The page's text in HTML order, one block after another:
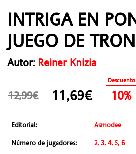
INTRIGA EN
JUEGO DE
Autor: Reiner Knizia
Descuento
12,99€ 11,69€ 10%
Editorial:
Asmodee
Número de jugadores:
2, 3, 4, 5, 6